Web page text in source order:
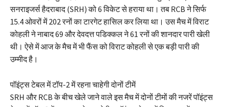
सनराइजर्स हैदराबाद (SRH) को 6 विकेट से हराया था। तब RCB ने सिर्फ
15.4 ओवरों में 202 रनों का टारगेट हासिल कर लिया था। उस मैच में विराट
कोहली ने नाबाद 69 और देवदत्त पडिक्कल ने 61 रनों की शानदार पारी खेली
थी। ऐसे में आज के मैच में भी फैंस को विराट कोहली से एक बड़ी पारी की
उम्मीद है।
पॉइंट्स टेबल में टॉप-2 में रहना चाहेगी दोनों टीमें
SRH और RCB के बीच खेले जाने वाले इस मैच में दोनों टीमों की नजरें पॉइंट्स